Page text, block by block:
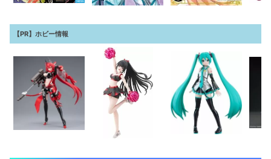
【PR】ホビー情報